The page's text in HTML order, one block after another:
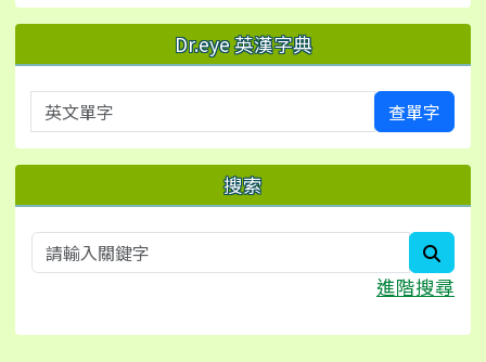
Dr.eye 英漢字典
英文單字 查單字
搜索
進階搜尋